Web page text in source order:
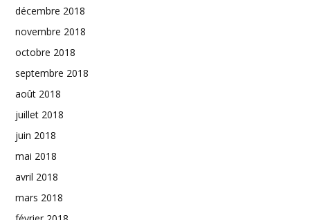
décembre 2018
novembre 2018
octobre 2018
septembre 2018
août 2018
juillet 2018
juin 2018
mai 2018
avril 2018
mars 2018